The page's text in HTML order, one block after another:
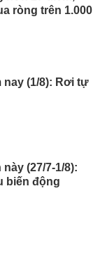
ròng trên 1.000
nay (1/8): Rơi tự
(27/7-1/8):
biến động